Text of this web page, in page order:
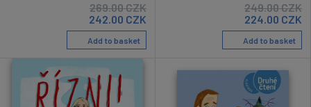
269.00CZK
242.00 CZK
Add to basket
249.00CZK
224.00 CZK
Add to basket